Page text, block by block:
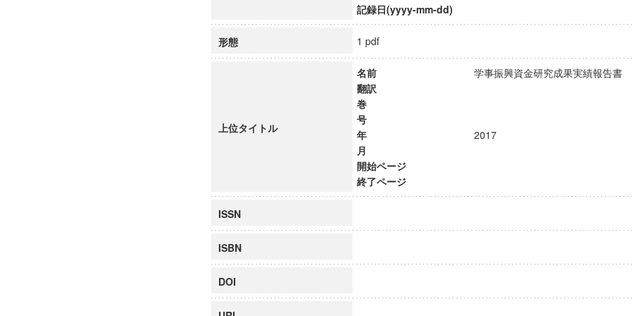
記録日(yyyy-mm-dd)
形態 1 pdf
上位タイトル
名前
学事振興資金研究成果実績報告
翻訳
巻
号
年
2017
月
開始ページ
終了ページ
ISSN
ISBN
DOI